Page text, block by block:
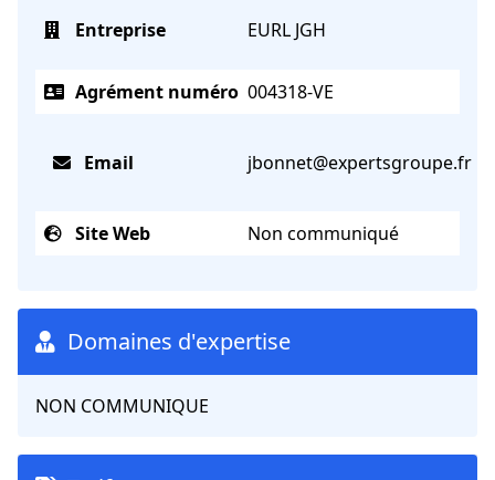
Entreprise EURL JGH
Agrément numéro 004318-VE
Email jbonnet@expertsgroupe.fr
Site Web Non communiqué
Domaines d'expertise
NON COMMUNIQUE